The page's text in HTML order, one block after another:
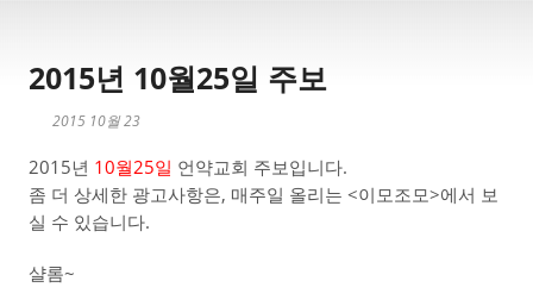
2015년 10월25일 주보
2015 10월 23
2015년 10월25일 언약교회 주보입니다.
좀 더 상세한 광고사항은, 매주일 올리는 <이모조모>에서 보
실 수 있습니다.
샬롬~